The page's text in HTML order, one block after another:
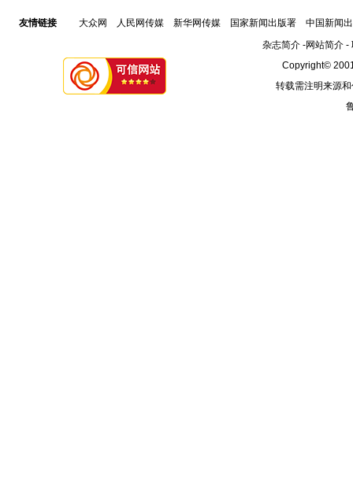
友情链接 大众网 人民网传媒 新华网传媒 国家新闻出版署
中国新闻
杂志简介-网站简介-
Copyright©
转载需注明来源